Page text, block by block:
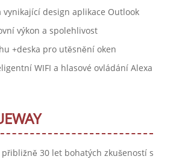
vynikající design aplikace Outlook
výkon a spolehlivost
+deska pro utěsnění oken
WIFI a hlasové ovládání Alexa
přibližně 30 let bohatých zkušeností s